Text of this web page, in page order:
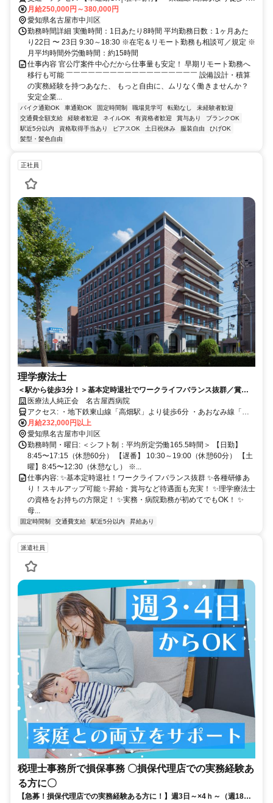
＊あおなみ線 荒子駅より徒歩5分
月給250,000円～380,000円
愛知県名古屋市中川区
勤務時間詳細 実働時間：1日あたり8時間 平均勤務日数：1ヶ月あた
り22日 〜 23日 9:30～18:30 ※在宅＆リモート勤務も相談可／規定 ※
月平均時間外労働時間：約15時間
仕事内容 官公庁案件中心だから仕事量も安定！ 早期リモート勤務へ
移行も可能 ￣￣￣￣￣￣￣￣￣￣￣￣￣￣￣￣￣￣ 設備設計・積算
の実務経験を持つあなた、 もっと自由に、ムリなく働きませんか？
安定企業...
バイク通勤OK 車通勤OK 固定時間制 職場見学可 転勤なし
未経験者歓迎
交通費全額支給
経験者歓迎 ネイルOK 有資格者歓迎 賞与あり
ブランクOK
駅近5分以内
資格取得手当あり ピアスOK 土日祝休み 服装自由
ひげOK
髪型・髪色自由
正社員
理学療法士
＜駅から徒歩3分！＞基本定時退社でワークライフバランス抜群／賞与
4.5ヶ月分・各種手当充実／病児・病後保育無料！医療費補助など病院勤
務独特の制度あり
医療法人純正会 名古屋西病院
アクセス: ・地下鉄東山線「高畑駅」より徒歩6分 ・あおなみ線「荒
子駅」より徒歩3分 ※車通勤OK ※駐車料金（8,000円or2,000円／
月） →病院からの距離により
月給232,000円以上
愛知県名古屋市中川区
勤務時間・曜日: ＜シフト制：平均所定労働165.5時間＞ 【日勤】
8:45〜17:15（休憩60分） 【遅番】 10:30～19:00（休憩60分） 【土
曜】8:45〜12:30（休憩なし） ※...
仕事内容: ✨基本定時退社！ワークライフバランス抜群 ✨各種研修あ
り！スキルアップ可能 ✨昇給・賞与など待遇面も充実！ ✨理学療法士
の資格をお持ちの方限定！ ✨実務・病院勤務が初めてでもOK！ ✨
母...
固定時間制 交通費支給 駅近5分以内 昇給あり
派遣社員
税理士事務所で損保事務 〇損保代理店での実務経験あ
る方に〇
【急募！損保代理店での実務経験ある方に！】週3日～×4ｈ～（週18ｈ